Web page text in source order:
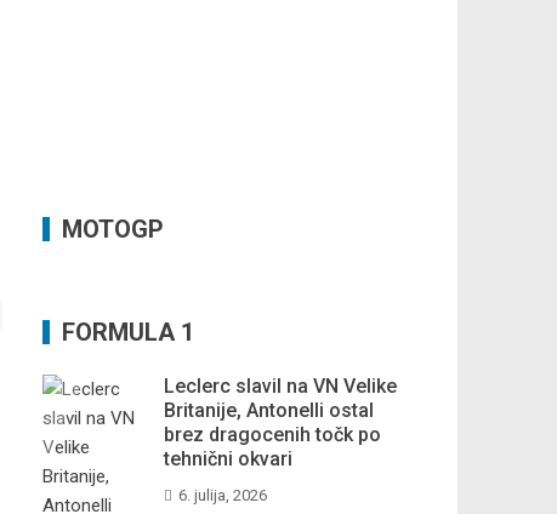
MOTOGP
FORMULA 1
Leclerc slavil na VN Velike
Britanije, Antonelli ostal
brez dragocenih točk po
tehnični okvari
6. julija, 2026